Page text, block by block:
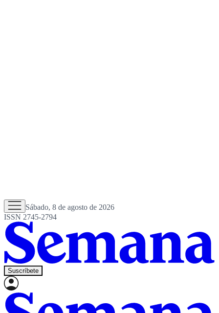
Sábado, 8 de agosto de 2026
ISSN 2745-2794
Suscríbete